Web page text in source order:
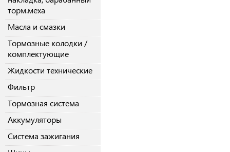
торм.меха
Масла и смазки
Тормозные колодки /
комплектующие
Жидкости технические
Фильтр
Тормозная система
Аккумуляторы
Система зажигания